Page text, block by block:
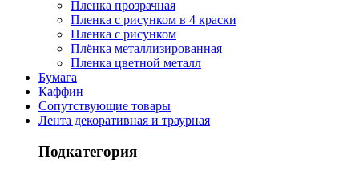
Пленка прозрачная
Пленка с рисунком в 4 краски
Пленка с рисунком
Плёнка металлизированная
Пленка цветной металл
Бумага
Каффин
Сопутствующие товары
Лента декоративная и траурная
Подкатегория